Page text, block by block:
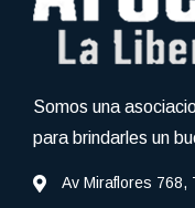
Somos una
para brindarles un
Av Miraflores 768,